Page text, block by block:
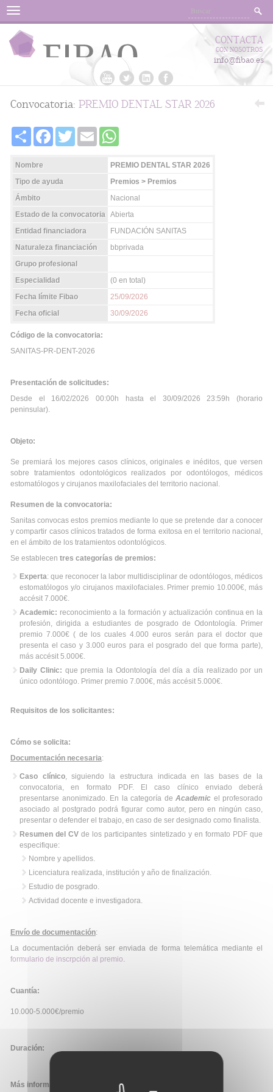
Menu
CONTACTA
CON NOSOTROS
info@fibao.es
Convocatoria: PREMIO DENTAL STAR 2026
Share FacebookTwitter Email
Nombre
PREMIO DENTAL STAR 2026
Tipo de ayuda
Premios > Premios
Ámbito
Nacional
Estado de la convocatoria Abierta
Entidad financiadora
FUNDACIÓN SANITAS
Naturaleza financiación
bbprivada
Grupo profesional
Especialidad
(0 en total)
Fecha límite Fibao
25/09/2026
Fecha oficial
30/09/2026
Código de la convocatoria:
SANITAS-PR-DENT-2026
Presentación de solicitudes:
Desde el 16/02/2026 00:00h hasta el 30/09/2026 23:59h (horario
peninsular).
Objeto:
Se premiará los mejores casos clínicos, originales e inéditos, que versen
sobre tratamientos odontológicos realizados por odontólogos, médicos
estomatólogos y cirujanos maxilofaciales del territorio nacional.
Resumen de la convocatoria:
Sanitas convocas estos premios mediante lo que se pretende dar a conocer
y compartir casos clínicos tratados de forma exitosa en el territorio nacional,
en el ámbito de los tratamientos odontológicos.
Se establecen tres categorías de premios:
Experta: que reconocer la labor multidisciplinar de odontólogos, médicos
estomatólogos y/o cirujanos maxilofaciales. Primer premio 10.000€, más
accésit 7.000€.
Academic: reconocimiento a la formación y actualización continua en la
profesión, dirigida a estudiantes de posgrado de Odontología. Primer
premio 7.000€ ( de los cuales 4.000 euros serán para el doctor que
presenta el caso y 3.000 euros para el posgrado del que forma parte),
más accésit 5.000€.
Daily Clinic: que premia la Odontología del día a día realizado por un
único odontólogo. Primer premio 7.000€, más accésit 5.000€.
Requisitos de los solicitantes:
Cómo se solicita:
Documentación necesaria:
Caso clínico, siguiendo la estructura indicada en las bases de la
convocatoria, en formato PDF. El caso clínico enviado deberá
presentarse anonimizado. En la categoría de Academic el profesorado
asociado al postgrado podrá figurar como autor, pero en ningún caso,
presentar o defender el trabajo, en caso de ser designado como finalista.
Resumen del CV de los participantes sintetizado y en formato PDF que
especifique:
Nombre y apellidos.
Licenciatura realizada, institución y año de finalización.
Estudio de posgrado.
Actividad docente e investigadora.
Envío de documentación:
La documentación deberá ser enviada de forma telemática mediante el
formulario de inscrpción al premio.
Cuantía:
10.000-5.000€/premio
Duración:
Más información: